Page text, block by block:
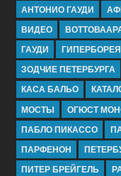
АНТОНИО ГАУДИ
ВИДЕО
ГАУДИ
ГИПЕРБОРЕЯ
ЗОДЧИЕ ПЕТЕРБУРГА
КАСА БАЛЬО
МОСТЫ
ОГЮСТ
ПАБЛО ПИКАССО
ПАРФЕНОН
ПИТЕР БРЕЙГЕЛЬ